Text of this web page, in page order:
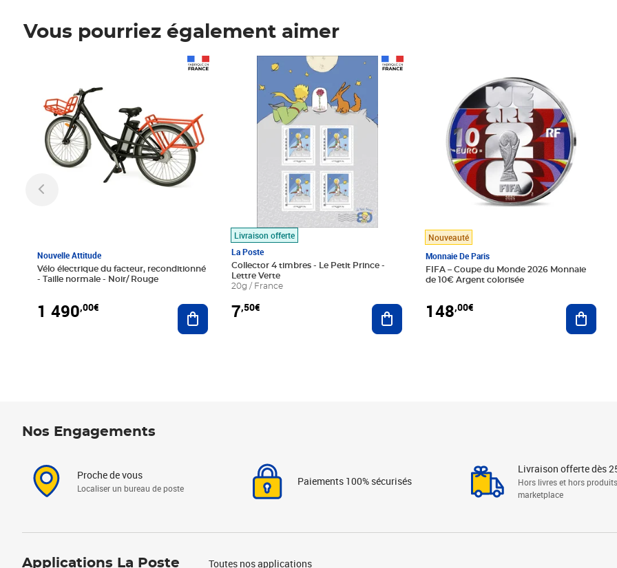
Vous pourriez également aimer
Nouvelle Attitude
Vélo électrique du facteur, reconditionné
- Taille normale - Noir/ Rouge
1 490,00€ Ajouter au panier
Livraison offerte
La Poste
Collector 4 timbres - Le Petit Prince -
Lettre Verte
20g / France
7,50€
Prix 7,50€
Ajouter au panier
Nouveauté
Monnaie De Paris
FIFA – Coupe du Monde 2026 Monnaie
de 10€ Argent colorisée
148,00€
Nos Engagements
Proche de vous
Localiser un bureau de poste
Paiements 100% sécurisés
Livraison offerte dès
Hors livres et hors produits
marketplace
Applications La Poste Toutes nos applications